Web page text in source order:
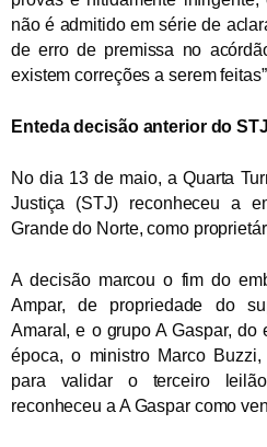
não é admitido em série de
de erro de premissa no
existem correções a serem
Enteda decisão anterior do STJ
No dia 13 de maio, a Quarta
Justiça (STJ) reconheceu a
Grande do Norte, como
A decisão marcou o fim do
Ampar, de propriedade do
Amaral, e o grupo A Gaspar, do
época, o ministro Marco
para validar o terceiro
reconheceu a A Gaspar como